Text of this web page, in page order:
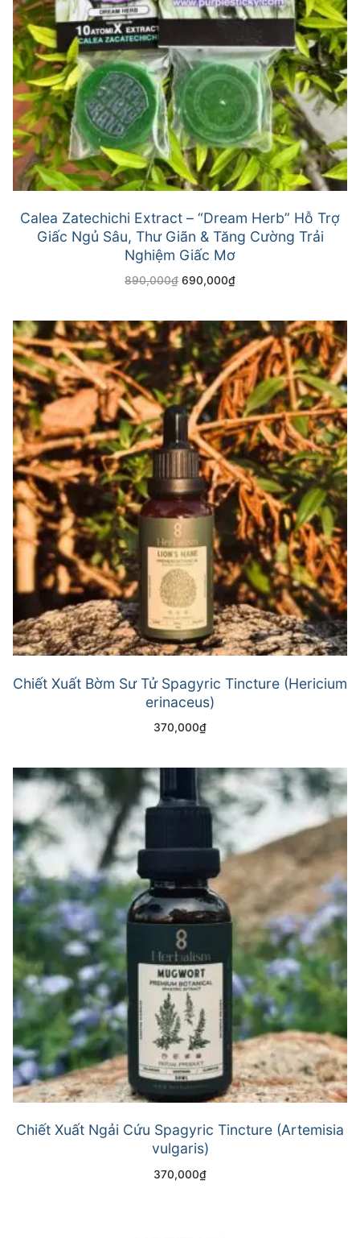
Calea Zatechichi Extract – “Dream Herb” Hỗ Trợ
Giấc Ngủ Sâu, Thư Giãn & Tăng Cường Trải
Nghiệm Giấc Mơ
890,000₫ 690,000₫
Chiết Xuất Bờm Sư Tử Spagyric Tincture (Hericium
erinaceus)
370,000₫
Chiết Xuất Ngải Cứu Spagyric Tincture (Artemisia
vulgaris)
370,000₫